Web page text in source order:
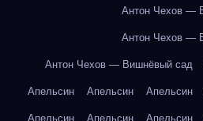
Антон Чехов —
Антон Чехов —
Антон Чехов — Вишнёвый сад
Апельсин Апельсин Апельсин
Апельсин Апельсин Апельсин